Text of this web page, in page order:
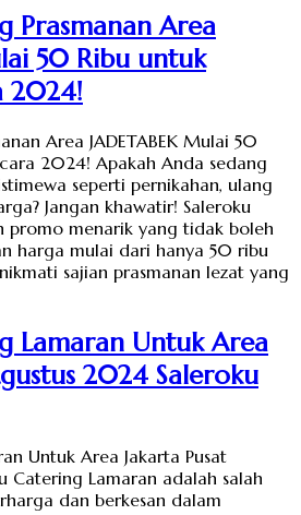
Prasmanan Area
50 Ribu untuk
2024!
Area JADETABEK Mulai 50
2024! Apakah Anda sedang
seperti pernikahan, ulang
Jangan khawatir! Saleroku
promo menarik yang tidak boleh
harga mulai dari hanya 50 ribu
sajian prasmanan lezat yang
Lamaran Untuk Area
2024 Saleroku
Untuk Area Jakarta Pusat
Catering Lamaran adalah salah
dan berkesan dalam